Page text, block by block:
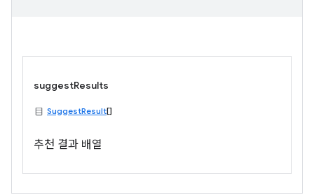
suggestResults
SuggestResult[]
추천 결과 배열